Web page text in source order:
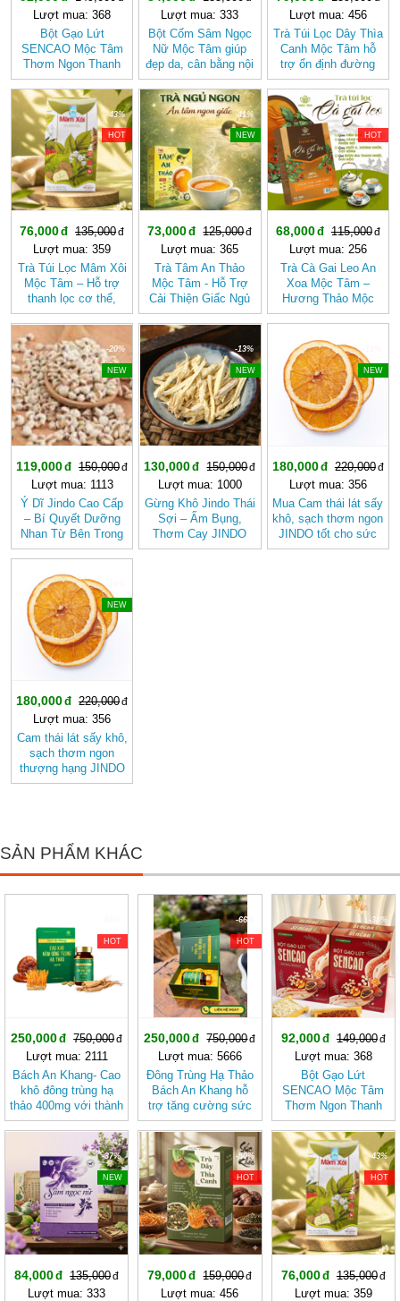
Lượt mua: 368
Bột Gạo Lứt
SENCAO Mộc Tâm
Thơm Ngon Thanh
Nhẹ, Phù Hợp Ăn
Kiêng
Lượt mua: 333
Bột Cốm Sâm Ngọc
Nữ Mộc Tâm giúp
đẹp da, cân bằng nội
tiết tố nữ
Lượt mua: 456
Trà Túi Lọc Dây Thìa
Canh Mộc Tâm hỗ
trợ ổn định đường
huyết
-43%
HOT
76,000
135,000
Lượt mua: 359
Trà Túi Lọc Mâm Xôi
Mộc Tâm – Hỗ trợ
thanh lọc cơ thể,
mang lại cảm giác
nhẹ nhàng
-41%
NEW
73,000
125,000
Lượt mua: 365
Trà Tâm An Thảo
Mộc Tâm - Hỗ Trợ
Cải Thiện Giấc Ngủ
(Hộp 30 túi lọc)
-40%
HOT
68,000
115,000
Lượt mua: 256
Trà Cà Gai Leo An
Xoa Mộc Tâm –
Hương Thảo Mộc
Cho Ngày Thư Thái
-20%
NEW
119,000
150,000
Lượt mua: 1113
Ý Dĩ Jindo Cao Cấp
– Bí Quyết Dưỡng
Nhan Từ Bên Trong
-13%
NEW
130,000
150,000
Lượt mua: 1000
Gừng Khô Jindo Thái
Sợi – Ấm Bụng,
Thơm Cay JINDO
NEW
180,000
220,000
Lượt mua: 356
Mua Cam thái lát sấy
khô, sạch thơm ngon
JINDO tốt cho sức
khỏe
NEW
180,000
220,000
Lượt mua: 356
Cam thái lát sấy khô,
sạch thơm ngon
thượng hạng JINDO
tốt cho sức khỏe
SẢN PHẨM KHÁC
HOT
250,000
750,000
Lượt mua: 2111
Bách An Khang- Cao
khô đông trùng hạ
thảo 400mg với thành
phần 8 in 1 đậm đặc
gấp 10 giúp khoẻ từ
bên trong bảo vệ gia
đình bạn
-66%
HOT
250,000
750,000
Lượt mua: 5666
Đông Trùng Hạ Thảo
Bách An Khang hỗ
trợ tăng cường sức
khỏe, giảm mệt mỏi
(hộp 30 viên)
-38%
92,000
149,000
Lượt mua: 368
Bột Gạo Lứt
SENCAO Mộc Tâm
Thơm Ngon Thanh
Nhẹ, Phù Hợp Ăn
Kiêng
-37%
NEW
84,000
135,000
Lượt mua: 333
-50%
HOT
79,000
159,000
Lượt mua: 456
-43%
HOT
76,000
135,000
Lượt mua: 359